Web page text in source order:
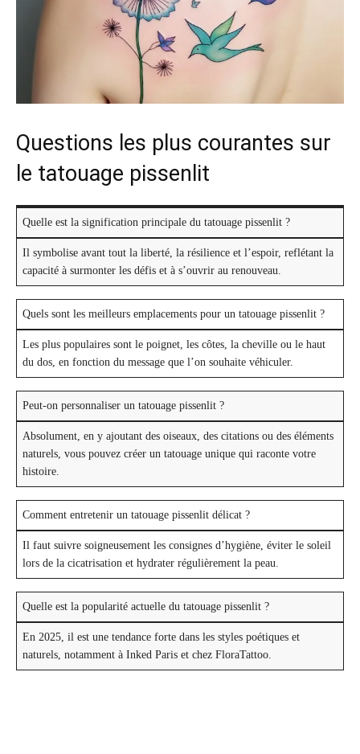
Questions les plus courantes sur
le tatouage pissenlit
Quelle est la signification principale du tatouage pissenlit ?
Il symbolise avant tout la liberté, la résilience et l’espoir, reflétant la
capacité à surmonter les défis et à s’ouvrir au renouveau.
Quels sont les meilleurs emplacements pour un tatouage pissenlit ?
Les plus populaires sont le poignet, les côtes, la cheville ou le haut
du dos, en fonction du message que l’on souhaite véhiculer.
Peut-on personnaliser un tatouage pissenlit ?
Absolument, en y ajoutant des oiseaux, des citations ou des éléments
naturels, vous pouvez créer un tatouage unique qui raconte votre
histoire.
Comment entretenir un tatouage pissenlit délicat ?
Il faut suivre soigneusement les consignes d’hygiène, éviter le soleil
lors de la cicatrisation et hydrater régulièrement la peau.
Quelle est la popularité actuelle du tatouage pissenlit ?
En 2025, il est une tendance forte dans les styles poétiques et
naturels, notamment à Inked Paris et chez FloraTattoo.